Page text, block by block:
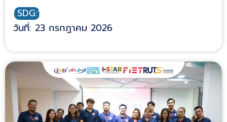
SDG:16
วันที่: 23 กรกฎาคม 2026